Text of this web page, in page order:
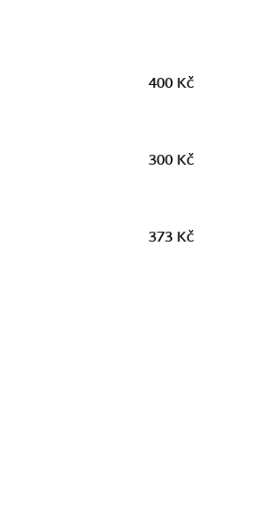
400 Kč
300 Kč
373 Kč